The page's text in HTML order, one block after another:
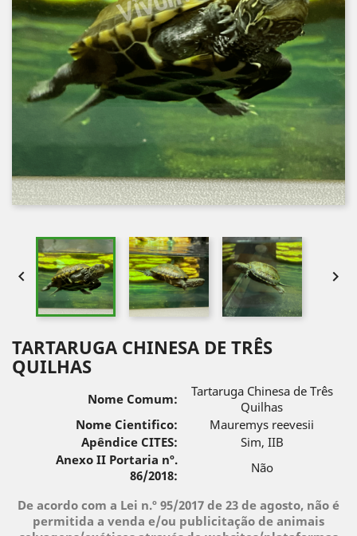
 
TARTARUGA CHINESA DE TRÊS
QUILHAS
Nome Comum:
Tartaruga Chinesa de Três
Quilhas
Nome Cientifico:
Mauremys reevesii
Apêndice CITES:
Sim, IIB
Anexo II Portaria nº.
86/2018:
Não
De acordo com a Lei n.º 95/2017 de 23 de agosto, não é
permitida a venda e/ou publicitação de animais